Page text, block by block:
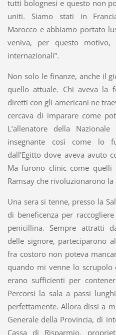
tutti bolognesi e questo non
uniti. Siamo stati in
Marocco e abbiamo portato
veniva, per questo motivo,
internazionali”.
Non solo le finanze, anche il
quello attuale. Chi aveva la
diretti con gli americani ne
cercava di imparare come
L’allenatore della
insegnante così come lo
dall’Egitto dove aveva avuto
Ma furono clinic come quelli
Ramsay che rivoluzionarono
Una sera si tenne, presso la
di beneficenza per
penicillina. Sempre attratti
delle signore, parteciparono
fra costoro non poteva
quando mi venne lo
erano sufficienti per
Percorsi la sala a passi
perfettamente. Allora dissi a
Generale della Provincia, di
Cassa di Risparmio,